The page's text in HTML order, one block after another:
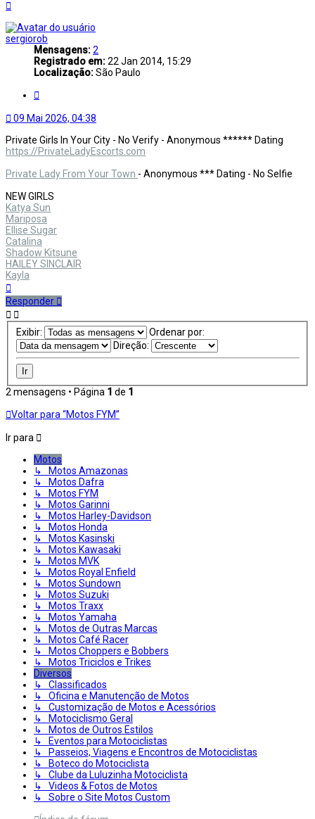
topo
sergiorob
Mensagens:2
Registrado em:22 Jan 2014, 15:29
Localização:São Paulo
09 Mai 2026, 04:38
Private Girls In Your City - No Verify - Anonymous ****** Dating
https://PrivateLadyEscorts.com
Private Lady From Your Town - Anonymous *** Dating - No Selfie
NEW GIRLS
Katya Sun
Mariposa
Ellise Sugar
Catalina
Shadow Kitsune
HAILEY SINCLAIR
Kayla
ao
topo
Responder
Exibir:
Ordenar por:
Direção:
2 mensagens • Página 1 de 1
Voltar para “Motos FYM”
Ir para
Motos
↳ Motos Amazonas
↳ Motos Dafra
↳ Motos FYM
↳ Motos Garinni
↳ Motos Harley-Davidson
↳ Motos Honda
↳ Motos Kasinski
↳ Motos Kawasaki
↳ Motos MVK
↳ Motos Royal Enfield
↳ Motos Sundown
↳ Motos Suzuki
↳ Motos Traxx
↳ Motos Yamaha
↳ Motos de Outras Marcas
↳ Motos Café Racer
↳ Motos Choppers e Bobbers
↳ Motos Triciclos e Trikes
Diversos
↳ Classificados
↳ Oficina e Manutenção de Motos
↳ Customização de Motos e Acessórios
↳ Motociclismo Geral
↳ Motos de Outros Estilos
↳ Eventos para Motociclistas
↳ Passeios, Viagens e Encontros de Motociclistas
↳ Boteco do Motociclista
↳ Clube da Luluzinha Motociclista
↳ Videos & Fotos de Motos
↳ Sobre o Site Motos Custom